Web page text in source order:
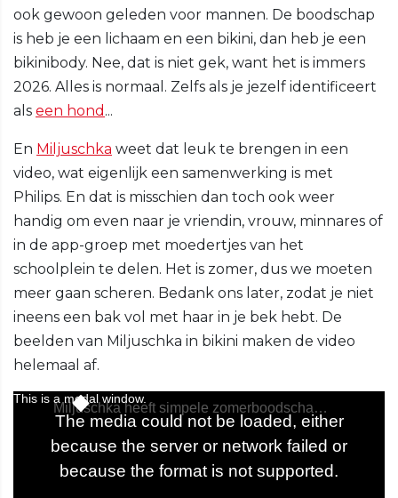
ook gewoon geleden voor mannen. De boodschap
is heb je een lichaam en een bikini, dan heb je een
bikinibody. Nee, dat is niet gek, want het is immers
2026. Alles is normaal. Zelfs als je jezelf identificeert
als een hond ...
En Miljuschka weet dat leuk te brengen in een
video, wat eigenlijk een samenwerking is met
Philips. En dat is misschien dan toch ook weer
handig om even naar je vriendin, vrouw, minnares of
in de app-groep met moedertjes van het
schoolplein te delen. Het is zomer, dus we moeten
meer gaan scheren. Bedank ons later, zodat je niet
ineens een bak vol met haar in je bek hebt. De
beelden van Miljuschka in bikini maken de video
helemaal af.